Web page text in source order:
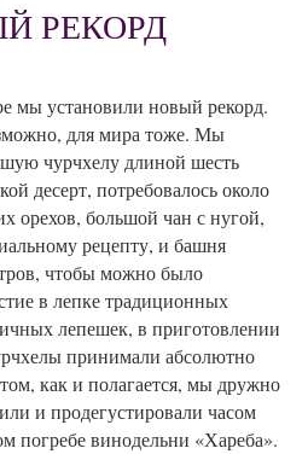
РЕКОРД
мы установили новый рекорд.
для мира тоже. Мы
чурчхелу длиной шесть
десерт, потребовалось около
орехов, большой чан с нугой,
рецепту, и башня
чтобы можно было
в лепке традиционных
лепешек, в приготовлении
принимали абсолютно
как и полагается, мы дружно
и продегустировали часом
погребе винодельни «Хареба».